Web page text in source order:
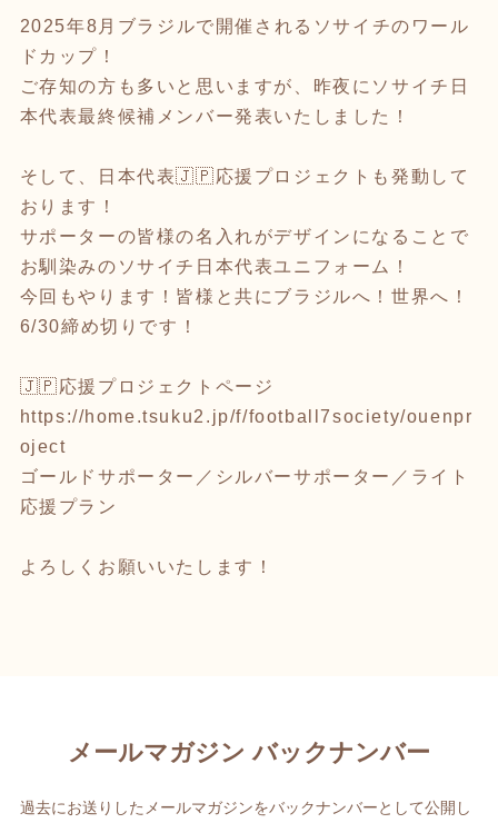
2025年8月ブラジルで開催されるソサイチのワール
ドカップ！
ご存知の方も多いと思いますが、昨夜にソサイチ日
本代表最終候補メンバー発表いたしました！
そして、日本代表🇯🇵応援プロジェクトも発動して
おります！
サポーターの皆様の名入れがデザインになることで
お馴染みのソサイチ日本代表ユニフォーム！
今回もやります！皆様と共にブラジルへ！世界へ！
6/30締め切りです！
🇯🇵応援プロジェクトページ
https://home.tsuku2.jp/f/football7society/ouenpr
oject
ゴールドサポーター／シルバーサポーター／ライト
応援プラン
よろしくお願いいたします！
メールマガジン バックナンバー
過去にお送りしたメールマガジンをバックナンバーとして公開し